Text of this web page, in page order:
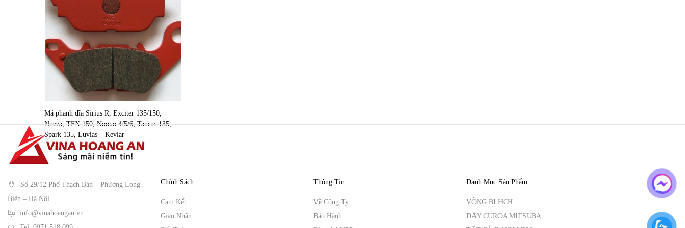
Má phanh đĩa Sirius R, Exciter 135/150,
Nozza, TFX 150, Nouvo 4/5/6; Taurus 135,
Spark 135, Luvias – Kevlar
Số 29/12 Phố Thạch Bàn – Phường Long
Biên – Hà Nội
info@vinahoangan.vn
Chính Sách
Cam Kết
Giao Nhận
Thông Tin
Về Công Ty
Bảo Hành
Danh Mục Sản Phẩm
VÒNG BI HCH
DÂY CUROA MITSUBA